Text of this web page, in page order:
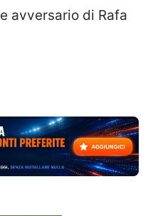
avversario di Rafa